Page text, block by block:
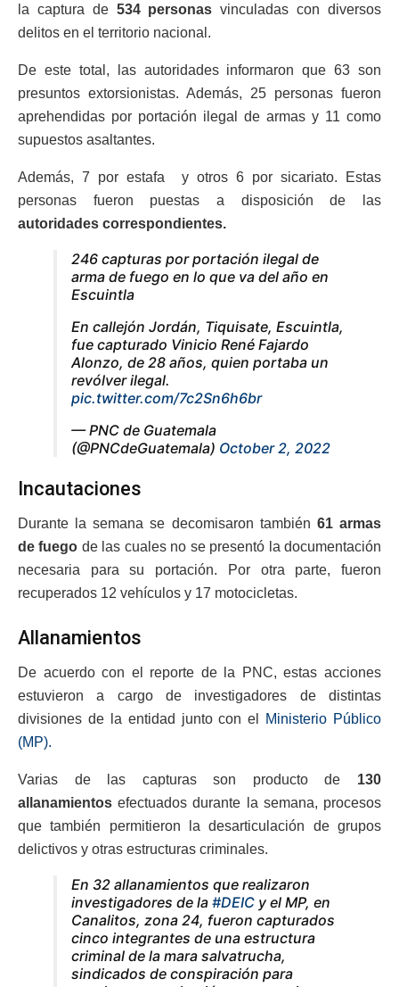
la captura de534 personas vinculadas con diversos
delitos en el territorio nacional.
De este total, las autoridades informaron que 63 son
presuntos extorsionistas. Además, 25 personas fueron
aprehendidas por portación ilegal de armas y 11 como
supuestos asaltantes.
Además, 7 por estafa y otros 6 por sicariato. Estas
personas fueron puestas a disposición de las
autoridades correspondientes.
246 capturas por portación ilegal de
arma de fuego en lo que va del año en
Escuintla
En callejón Jordán, Tiquisate, Escuintla,
fue capturado Vinicio René Fajardo
Alonzo, de 28 años, quien portaba un
revólver ilegal.
pic.twitter.com/7c2Sn6h6br
— PNC de Guatemala
(@PNCdeGuatemala) October 2, 2022
Incautaciones
Durante la semana se decomisaron también 61 armas
de fuego de las cuales no se presentó la documentación
necesaria para su portación. Por otra parte, fueron
recuperados 12 vehículos y 17 motocicletas.
Allanamientos
De acuerdo con el reporte de la PNC, estas acciones
estuvieron a cargo de investigadores de distintas
divisiones de la entidad junto con el
Ministerio Público
(MP).
Varias de las capturas son producto de 130
allanamientos efectuados durante la semana, procesos
que también permitieron la desarticulación de grupos
delictivos y otras estructuras criminales.
En 32 allanamientos que realizaron
investigadores de la #DEIC y el MP, en
Canalitos, zona 24, fueron capturados
cinco integrantes de una estructura
criminal de la mara salvatrucha,
sindicados de conspiración para